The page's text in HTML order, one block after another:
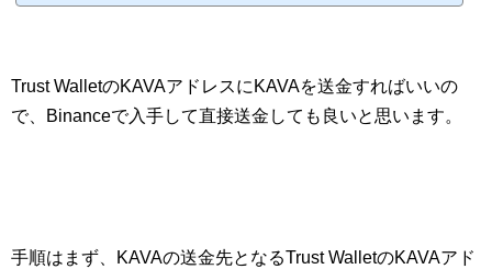
Trust WalletのKAVAアドレスにKAVAを送金すればいいの
で、Binanceで入手して直接送金しても良いと思います。
手順はまず、KAVAの送金先となるTrust WalletのKAVAアド